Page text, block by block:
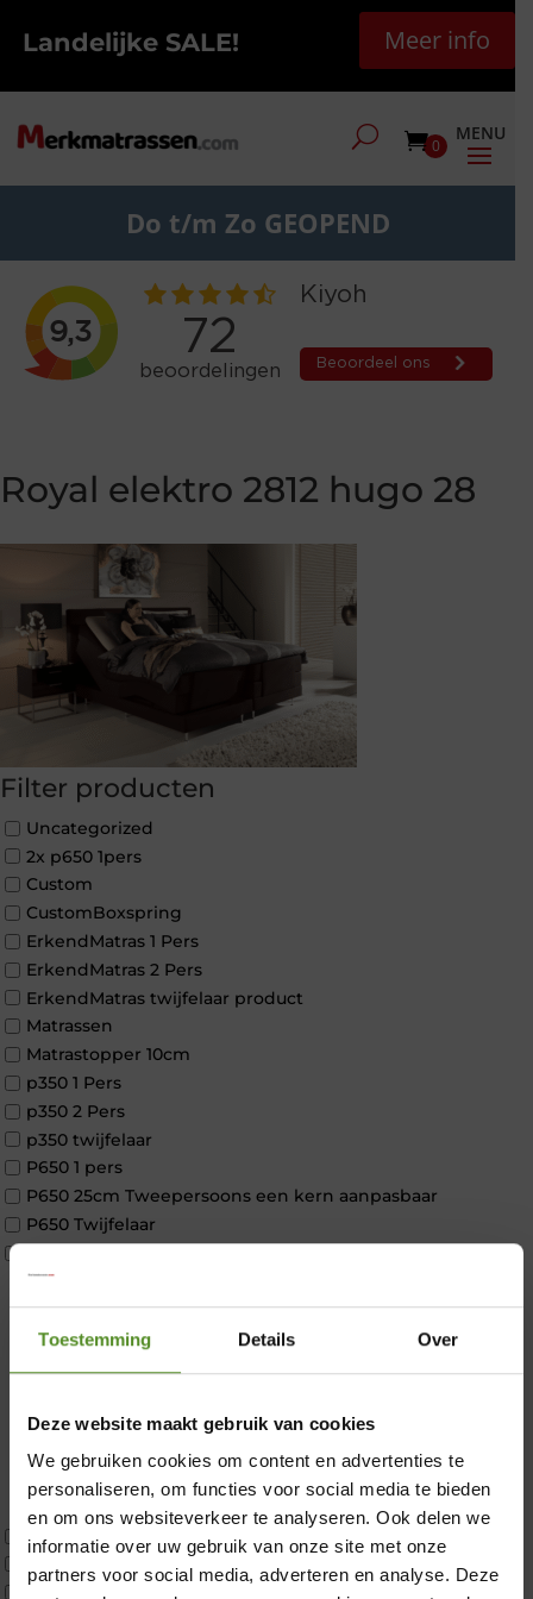
Toestemming Details Over
Deze website maakt gebruik van cookies
We gebruiken cookies om content en advertenties te
personaliseren, om functies voor social media te bieden
en om ons websiteverkeer te analyseren. Ook delen we
informatie over uw gebruik van onze site met onze
partners voor social media, adverteren en analyse. Deze
Landelijke SALE! Meer info
0
Do t/m Zo GEOPEND
Royal elektro 2812 hugo 28
Filter producten
Uncategorized
2x p650 1pers
Custom
CustomBoxspring
ErkendMatras 1 Pers
ErkendMatras 2 Pers
ErkendMatras twijfelaar product
Matrassen
Matrastopper 10cm
p350 1 Pers
p350 2 Pers
p350 twijfelaar
P650 1 pers
P650 25cm Tweepersoons een kern aanpasbaar
P650 Twijfelaar
Maatvoering
1 persoon
2 personen
Materiaal
Koudschuim
Latex
Traagschuim
Tweepersoons 1 kern
Tweepersoons 1 kern product
Tweepersoons 2 kernen
×